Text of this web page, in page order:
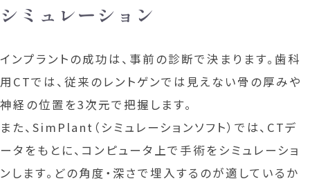
シミュレーション
インプラントの成功は、事前の診断で決まります。歯科
用CTでは、従来のレントゲンでは見えない骨の厚みや
神経の位置を3次元で把握します。
また、SimPlant（シミュレーションソフト）では、CTデ
ータをもとに、コンピュータ上で手術をシミュレーショ
ンします。どの角度・深さで埋入するのが適しているか